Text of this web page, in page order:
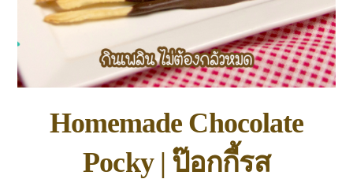
Homemade Chocolate
Pocky | ป๊อกกี้รส